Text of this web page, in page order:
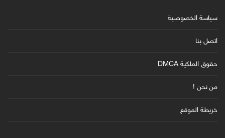
سياسة الخصوصية
اتصل بنا
حقوق الملكية DMCA
من نحن !
خريطة الموقع